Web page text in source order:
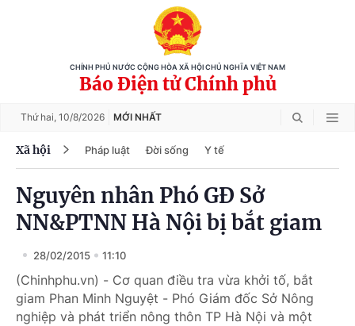
CHÍNH PHỦ NƯỚC CỘNG HÒA XÃ HỘI CHỦ NGHĨA VIỆT NAM
Báo Điện tử Chính phủ
Thứ hai, 10/8/2026 MỚI NHẤT
Xã hội Pháp luật Đời sống Y tế
Nguyên nhân Phó GĐ Sở
NN&PTNN Hà Nội bị bắt giam
28/02/2015 11:10
(Chinhphu.vn) - Cơ quan điều tra vừa khởi tố, bắt
giam Phan Minh Nguyệt - Phó Giám đốc Sở Nông
nghiệp và phát triển nông thôn TP Hà Nội và một